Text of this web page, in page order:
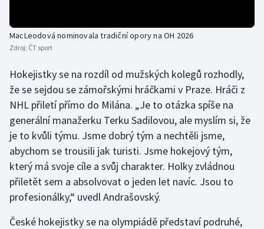
Triatlon
Vodní slalom
Volejbal
Ostatní
MacLeodová nominovala tradiční opory na OH 2026
Zdroj: ČT sport
Hokejistky se na rozdíl od mužských kolegů rozhodly,
že se sejdou se zámořskými hráčkami v Praze. Hráči z
NHL přiletí přímo do Milána. „Je to otázka spíše na
generální manažerku Terku Sadilovou, ale myslím si, že
je to kvůli týmu. Jsme dobrý tým a nechtěli jsme,
abychom se trousili jak turisti. Jsme hokejový tým,
který má svoje cíle a svůj charakter. Holky zvládnou
přiletět sem a absolvovat o jeden let navíc. Jsou to
profesionálky,“ uvedl Andrašovský.
České hokejistky se na olympiádě představí podruhé,